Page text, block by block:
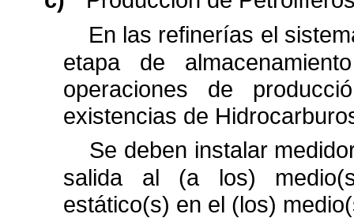
En las refinerías el
etapa de almacenamiento
operaciones de
existencias de
Se deben instalar
salida al (a los)
estático(s) en el (los)